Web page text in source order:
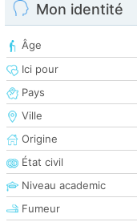
Mon identité
Âge
Ici pour
Pays
Ville
Origine
État civil
Niveau academic
Fumeur